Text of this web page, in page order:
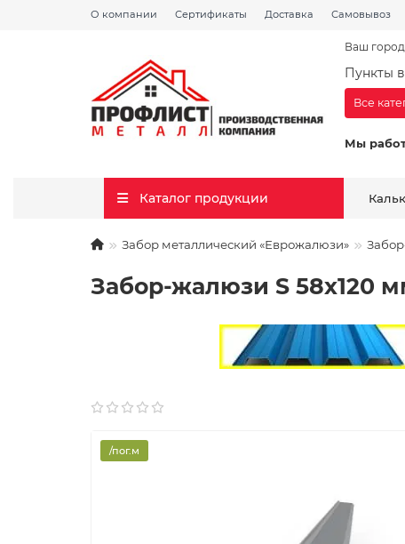
О компании Сертификаты Доставка Самовывоз
Ваш
Пункты
Мы
Все
Каталог продукции
Забор металлический «Еврожалюзи»
Забор-жалюзи S 58х120
/пог.м